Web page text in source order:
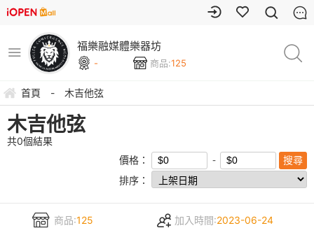
福樂融媒體樂器坊
- 商品:125
首頁 - 木吉他弦
木吉他弦
共0個結果
價格：
排序：
商品:125 加入時間:2023-06-24